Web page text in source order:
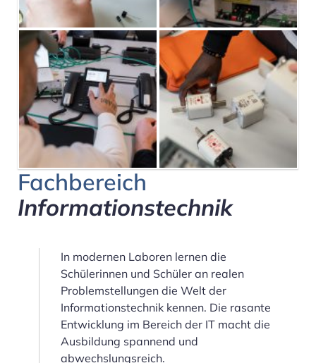
Fachbereich
Informationstechnik
In modernen Laboren lernen die
Schülerinnen und Schüler an realen
Problemstellungen die Welt der
Informationstechnik kennen. Die rasante
Entwicklung im Bereich der IT macht die
Ausbildung spannend und
abwechslungsreich.